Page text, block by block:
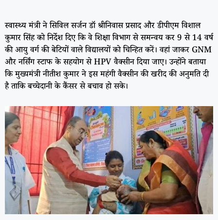
स्वास्थ्य मंत्री ने सिविल सर्जन डॉ श्रीनिवास प्रसाद और डीपीएम विशाल
कुमार सिंह को निर्देश दिए कि वे शिक्षा विभाग से समन्वय कर 9 से 14 वर्ष
की आयु वर्ग की बेटियों वाले विद्यालयों को चिन्हित करें। वहां जाकर GNM
और नर्सिंग स्टाफ के सहयोग से HPV वैक्सीन दिया जाए। उन्होंने बताया
कि मुख्यमंत्री नीतीश कुमार ने इस महंगी वैक्सीन की खरीद की अनुमति दी
है ताकि बच्चेदानी के कैंसर से बचाव हो सके।